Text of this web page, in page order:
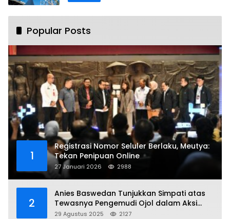
Popular Posts
1
Registrasi Nomor Seluler Berlaku, Meutya:
Tekan Penipuan Online
27 Januari 2026 2988
2
Anies Baswedan Tunjukkan Simpati atas
Tewasnya Pengemudi Ojol dalam Aksi
Demo
29 Agustus 2025 2127